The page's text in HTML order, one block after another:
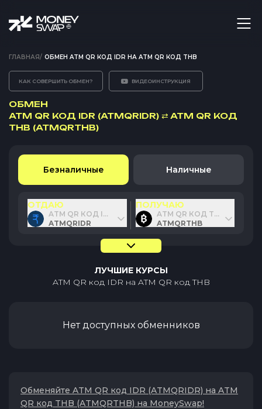
ГЛАВНАЯ/ ОБМЕН ATM QR КОД IDR НА ATM QR КОД THB
КАК СОВЕРШИТЬ ОБМЕН? ВИДЕОИНСТРУКЦИЯ
ОБМЕН
ATM QR КОД IDR (ATMQRIDR) ⇄ ATM QR КОД
THB (ATMQRTHB)
Безналичные Наличные
ОТДАЮ
ATM QR КОД IDR
ATMQRIDR
ПОЛУЧАЮ
ATM QR КОД THB
ATMQRTHB
ЛУЧШИЕ КУРСЫ
ATM QR код IDR на ATM QR код THB
Нет доступных обменников
Обменяйте ATM QR код IDR (ATMQRIDR) на ATM
QR код THB (ATMQRTHB) на MoneySwap!